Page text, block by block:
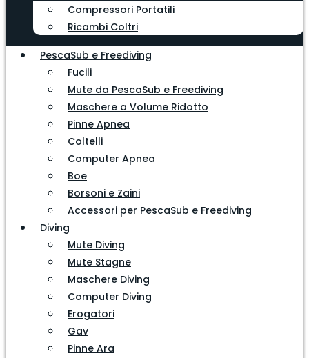
Compressori Portatili
Ricambi Coltri
PescaSub e Freediving
Fucili
Mute da PescaSub e Freediving
Maschere a Volume Ridotto
Pinne Apnea
Coltelli
Computer Apnea
Boe
Borsoni e Zaini
Accessori per PescaSub e Freediving
Diving
Mute Diving
Mute Stagne
Maschere Diving
Computer Diving
Erogatori
Gav
Pinne Ara